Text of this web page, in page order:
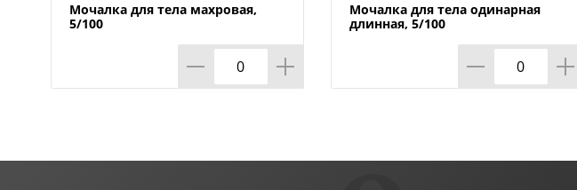
Мочалка для тела махровая,
5/100
Мочалка для тела одинарная
длинная, 5/100